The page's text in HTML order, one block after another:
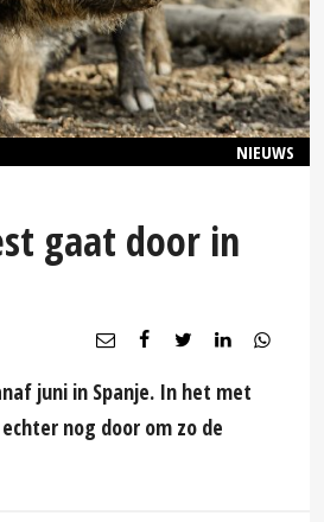
NIEUWS
gaat door in
juni in Spanje. In het met
nog door om zo de